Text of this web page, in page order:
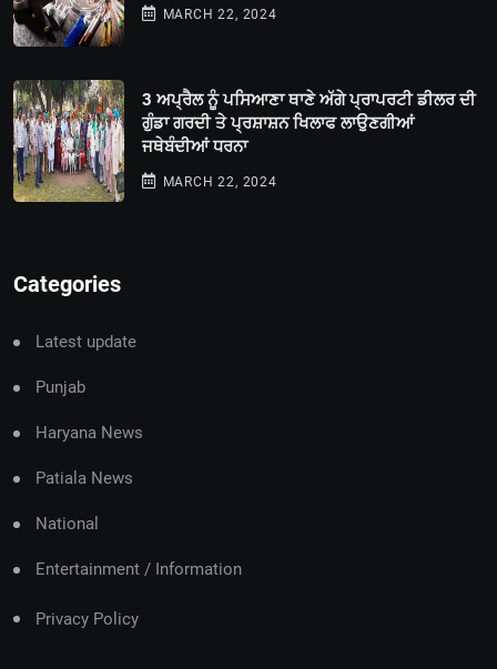
MARCH 22, 2024
3 ਅਪ੍ਰੈਲ ਨੂੰ ਪਸਿਆਣਾ ਥਾਣੇ ਅੱਗੇ ਪ੍ਰਾਪਰਟੀ ਡੀਲਰ ਦੀ
ਗੁੰਡਾ ਗਰਦੀ ਤੇ ਪ੍ਰਸ਼ਾਸ਼ਨ ਖਿਲਾਫ ਲਾਉਣਗੀਆਂ
ਜਥੇਬੰਦੀਆਂ ਧਰਨਾ
MARCH 22, 2024
Categories
Latest update
Punjab
Haryana News
Patiala News
National
Entertainment / Information
Privacy Policy